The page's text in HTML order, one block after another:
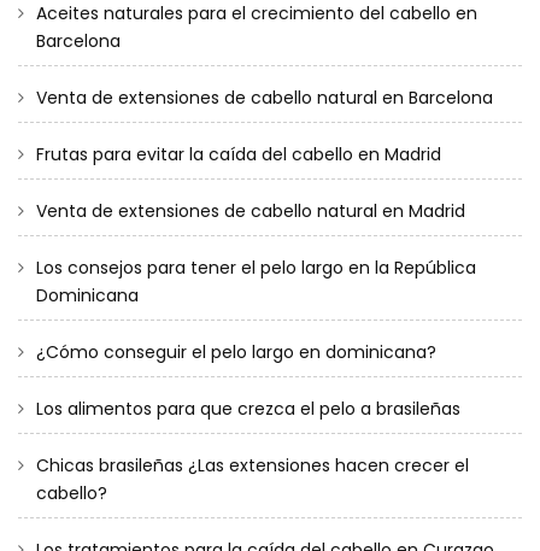
Aceites naturales para el crecimiento del cabello en
Barcelona
Venta de extensiones de cabello natural en Barcelona
Frutas para evitar la caída del cabello en Madrid
Venta de extensiones de cabello natural en Madrid
Los consejos para tener el pelo largo en la República
Dominicana
¿Cómo conseguir el pelo largo en dominicana?
Los alimentos para que crezca el pelo a brasileñas
Chicas brasileñas ¿Las extensiones hacen crecer el
cabello?